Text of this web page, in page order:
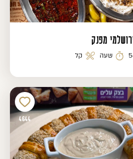
מפנק
זמן הכנה
שעה רמת קושי
קל
4644